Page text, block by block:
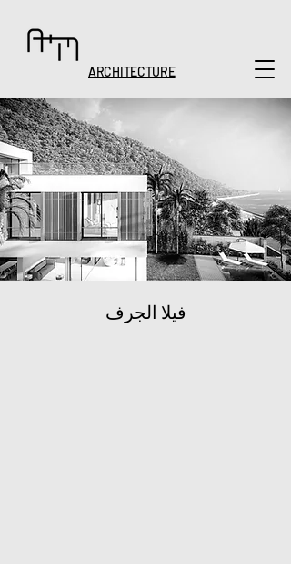
ARCHITECTURE
فيلا الجرف